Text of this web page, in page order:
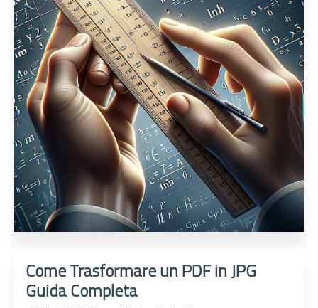
Come Trasformare un PDF in JPG
Guida Completa